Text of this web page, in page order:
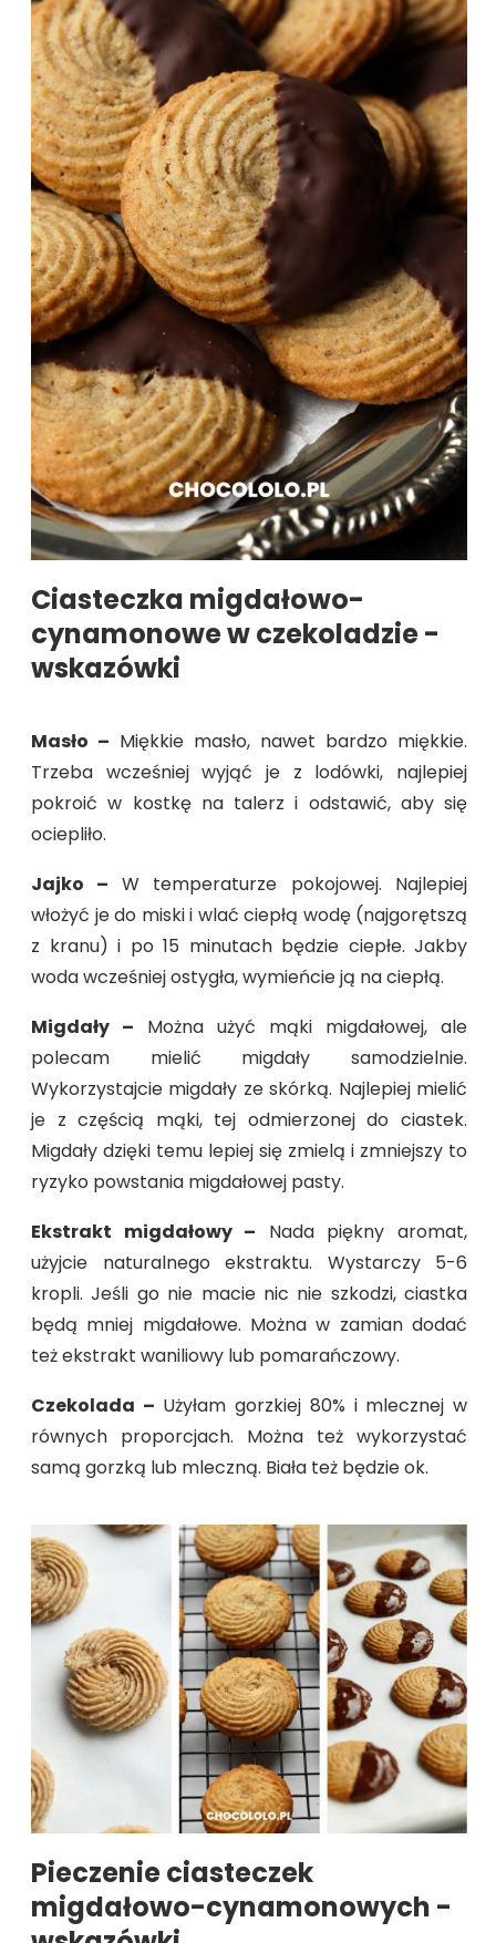
Ciasteczka migdałowo-
cynamonowe w czekoladzie -
wskazówki
Masło – Miękkie masło, nawet bardzo miękkie.
Trzeba wcześniej wyjąć je z lodówki, najlepiej
pokroić w kostkę na talerz i odstawić, aby się
ociepliło.
Jajko – W temperaturze pokojowej. Najlepiej
włożyć je do miski i wlać ciepłą wodę (najgorętszą
z kranu) i po 15 minutach będzie ciepłe. Jakby
woda wcześniej ostygła, wymieńcie ją na ciepłą.
Migdały – Można użyć mąki migdałowej, ale
polecam mielić migdały samodzielnie.
Wykorzystajcie migdały ze skórką. Najlepiej mielić
je z częścią mąki, tej odmierzonej do ciastek.
Migdały dzięki temu lepiej się zmielą i zmniejszy to
ryzyko powstania migdałowej pasty.
Ekstrakt migdałowy – Nada piękny aromat,
użyjcie naturalnego ekstraktu. Wystarczy 5-6
kropli. Jeśli go nie macie nic nie szkodzi, ciastka
będą mniej migdałowe. Można w zamian dodać
też ekstrakt waniliowy lub pomarańczowy.
Czekolada – Użyłam gorzkiej 80% i mlecznej w
równych proporcjach. Można też wykorzystać
samą gorzką lub mleczną. Biała też będzie ok.
Pieczenie ciasteczek
migdałowo-cynamonowych -